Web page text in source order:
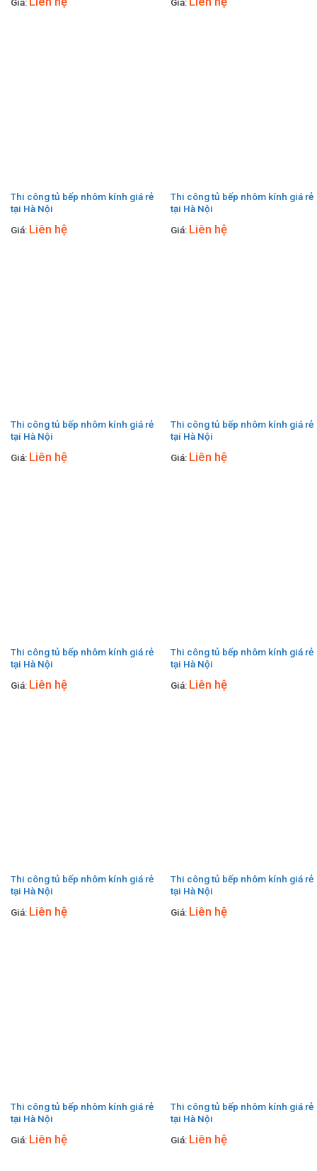
Giá: Giá:
Thi công tủ bếp nhôm kính giá rẻ
tại Hà Nội
Giá: Liên hệ
Thi công tủ bếp nhôm kính giá rẻ
tại Hà Nội
Giá: Liên hệ
Thi công tủ bếp nhôm kính giá rẻ
tại Hà Nội
Giá: Liên hệ
Thi công tủ bếp nhôm kính giá rẻ
tại Hà Nội
Giá: Liên hệ
Thi công tủ bếp nhôm kính giá rẻ
tại Hà Nội
Giá: Liên hệ
Thi công tủ bếp nhôm kính giá rẻ
tại Hà Nội
Giá: Liên hệ
Thi công tủ bếp nhôm kính giá rẻ
tại Hà Nội
Giá: Liên hệ
Thi công tủ bếp nhôm kính giá rẻ
tại Hà Nội
Giá: Liên hệ
Thi công tủ bếp nhôm kính giá rẻ
tại Hà Nội
Giá: Liên hệ
Thi công tủ bếp nhôm kính giá rẻ
tại Hà Nội
Giá: Liên hệ